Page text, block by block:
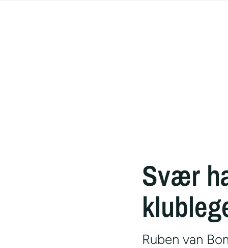
Svær
Ruben van